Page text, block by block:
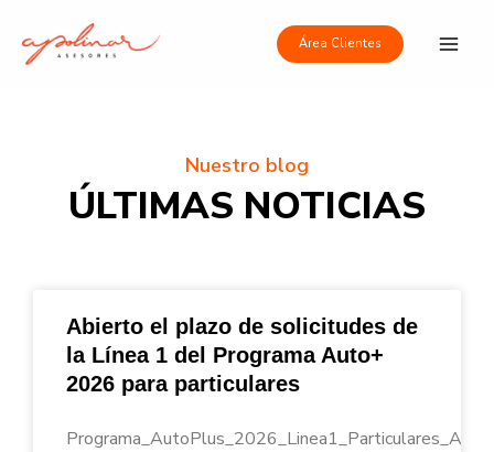
contenido
Área Clientes
Nuestro blog
ÚLTIMAS NOTICIAS
Abierto el plazo de solicitudes de
la Línea 1 del Programa Auto+
2026 para particulares